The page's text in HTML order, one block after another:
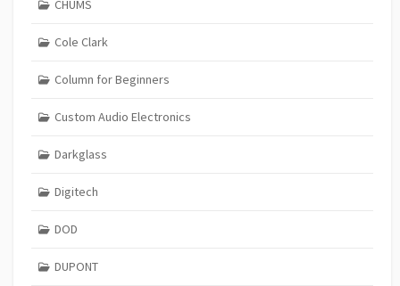
CHUMS
Cole Clark
Column for Beginners
Custom Audio Electronics
Darkglass
Digitech
DOD
DUPONT